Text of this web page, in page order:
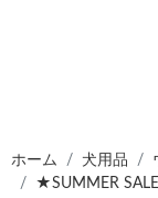
ホーム 犬用品
★SUMMER